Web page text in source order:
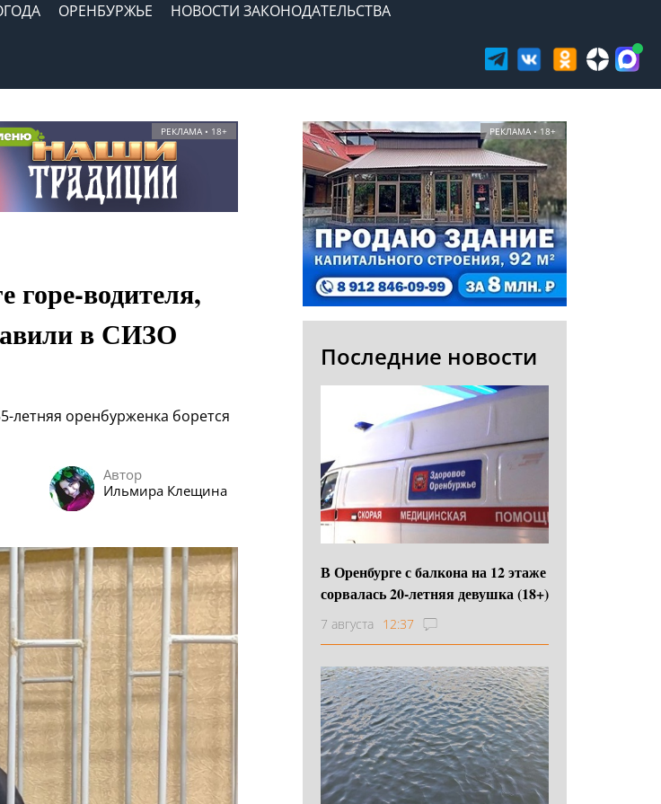
ОРЕНБУРЖЬЕ
НОВОСТИ ЗАКОНОДАТЕЛЬСТВА
РЕКЛАМА • 18+
горе-водителя,
в СИЗО
летняя оренбурженка борется
Автор
Ильмира Клещина
РЕКЛАМА • 18+
Последние новости
В Оренбурге с балкона на 12 этаже
сорвалась 20-летняя девушка (18+)
7 августа 12:37